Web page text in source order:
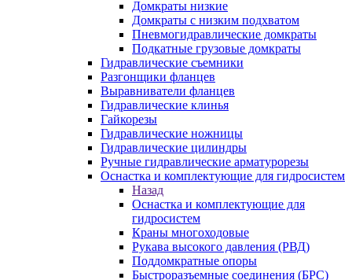
Домкраты низкие
Домкраты с низким подхватом
Пневмогидравлические домкраты
Подкатные грузовые домкраты
Гидравлические съемники
Разгонщики фланцев
Выравниватели фланцев
Гидравлические клинья
Гайкорезы
Гидравлические ножницы
Гидравлические цилиндры
Ручные гидравлические арматурорезы
Оснастка и комплектующие для гидросистем
Назад
Оснастка и комплектующие для
гидросистем
Краны многоходовые
Рукава высокого давления (РВД)
Поддомкратные опоры
Быстроразъемные соединения (БРС)